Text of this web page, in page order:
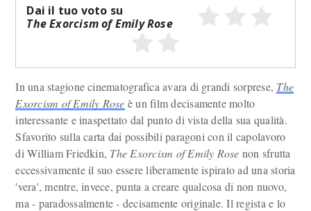
Dai il tuo voto su
The Exorcism of Emily Rose
In una stagione cinematografica avara di grandi sorprese, The
Exorcism of Emily Rose è un film decisamente molto
interessante e inaspettato dal punto di vista della sua qualità.
Sfavorito sulla carta dai possibili paragoni con il capolavoro
di William Friedkin, The Exorcism of Emily Rose non sfrutta
eccessivamente il suo essere liberamente ispirato ad una storia
'vera', mentre, invece, punta a creare qualcosa di non nuovo,
ma - paradossalmente - decisamente originale. Il regista e lo